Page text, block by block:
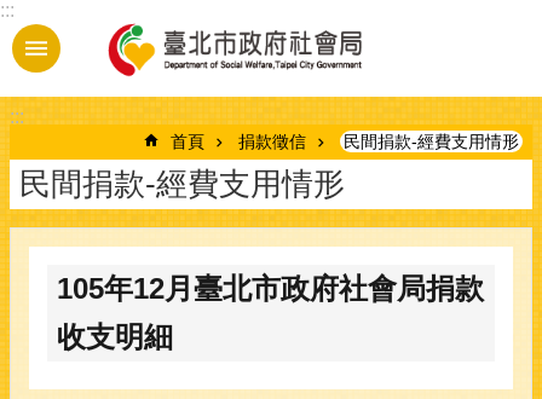
跳到主要內容區塊
:::
:::
首頁 捐款徵信 民間捐款-經費支用情形
民間捐款-經費支用情形
105年12月臺北市政府社會局捐款
收支明細